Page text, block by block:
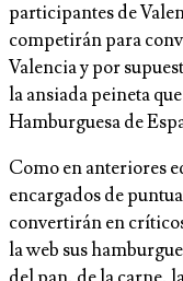
participantes de
competirán para
Valencia y por
la ansiada peineta
Hamburguesa de
Como en anteriores
encargados de
convertirán en
la web sus